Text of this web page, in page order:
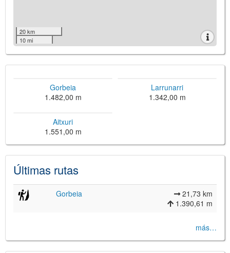
20 km
10 mi
©Leaflet
Gorbeia
1.482,00 m
Larrunarri
1.342,00 m
Aitxuri
1.551,00 m
Últimas rutas
Gorbeia
21,73 km
1.390,61 m
más…